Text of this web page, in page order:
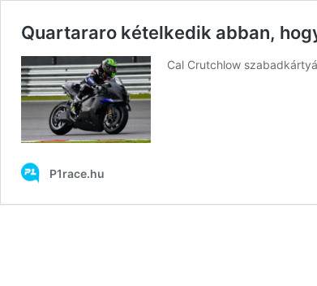
Quartararo kételkedik abban,
Cal Crutchlow
P1race.hu